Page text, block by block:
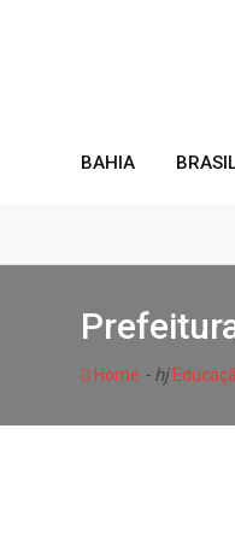
BAHIA
Home - hj